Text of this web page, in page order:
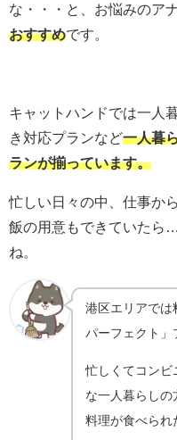
な・・・と、お悩みのア
おすすめです。
キャットハンドでは一人
き対応プランなど一人暮
ランが揃っています。
忙しい日々の中、仕事か
飯の用意もできていたら
ね。
港区エリアでは
パーフェクト
忙しくてコンビ
な一人暮らしの
料理が食べられ